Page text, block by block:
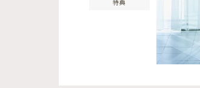
特典